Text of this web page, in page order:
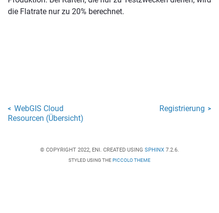
die Flatrate nur zu 20% berechnet.
< WebGIS Cloud
Resourcen (Übersicht)
Registrierung >
© COPYRIGHT 2022, ENI. CREATED USING SPHINX 7.2.6.
STYLED USING THE PICCOLO THEME